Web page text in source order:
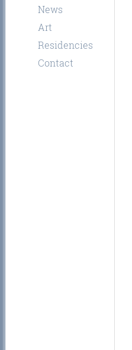
News
Art
Residencies
Contact